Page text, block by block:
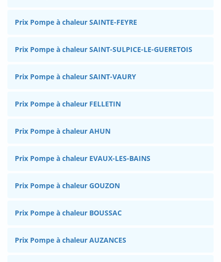
Prix Pompe à chaleur SAINTE-FEYRE
Prix Pompe à chaleur SAINT-SULPICE-LE-GUERETOIS
Prix Pompe à chaleur SAINT-VAURY
Prix Pompe à chaleur FELLETIN
Prix Pompe à chaleur AHUN
Prix Pompe à chaleur EVAUX-LES-BAINS
Prix Pompe à chaleur GOUZON
Prix Pompe à chaleur BOUSSAC
Prix Pompe à chaleur AUZANCES